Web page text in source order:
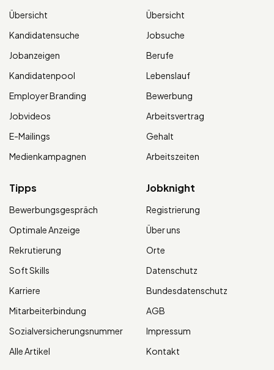
Übersicht
Kandidatensuche
Jobanzeigen
Kandidatenpool
Employer Branding
Jobvideos
E-Mailings
Medienkampagnen
Übersicht
Jobsuche
Berufe
Lebenslauf
Bewerbung
Arbeitsvertrag
Gehalt
Arbeitszeiten
Tipps
Bewerbungsgespräch
Optimale Anzeige
Rekrutierung
Soft Skills
Karriere
Mitarbeiterbindung
Sozialversicherungsnummer
Alle Artikel
Jobknight
Registrierung
Über uns
Orte
Datenschutz
Bundesdatenschutz
AGB
Impressum
Kontakt